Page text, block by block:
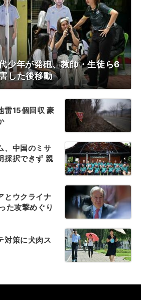
少年が発砲、教師・生徒ら6
した後移動
雷15個回収 豪
、中国のミサ
採択できず 親
とウクライナ
た攻撃めぐり
対策に犬肉ス